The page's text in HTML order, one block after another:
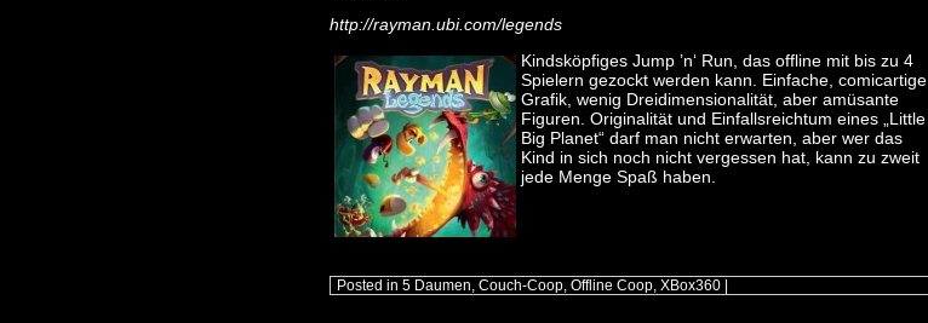
http://rayman.ubi.com/legends
Kindsköpfiges Jump ’n‘ Run, das offline mit bis zu 4
Spielern gezockt werden kann. Einfache, comicartige
Grafik, wenig Dreidimensionalität, aber amüsante
Figuren. Originalität und Einfallsreichtum eines „Little
Big Planet“ darf man nicht erwarten, aber wer das
Kind in sich noch nicht vergessen hat, kann zu zweit
jede Menge Spaß haben.
Posted in 5 Daumen, Couch-Coop, Offline Coop, XBox360